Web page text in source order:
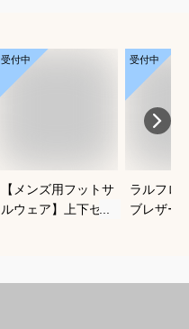
受付中
【メンズ用フットサ
ルウェア】上下セッ
受付中
ラルフロ
ブレザー